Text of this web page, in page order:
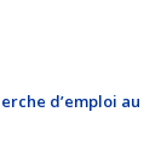
d’emploi au